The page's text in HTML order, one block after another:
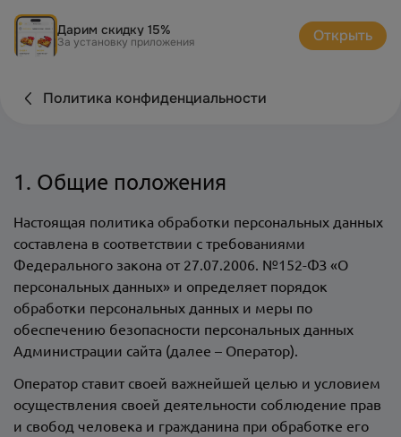
Дарим скидку 15%
За установку приложения Открыть
Политика конфиденциальности
1. Общие положения
Настоящая политика обработки персональных данных
составлена в соответствии с требованиями
Федерального закона от 27.07.2006. №152-ФЗ «О
персональных данных» и определяет порядок
обработки персональных данных и меры по
обеспечению безопасности персональных данных
Администрации сайта (далее – Оператор).
Оператор ставит своей важнейшей целью и условием
осуществления своей деятельности соблюдение прав
и свобод человека и гражданина при обработке его